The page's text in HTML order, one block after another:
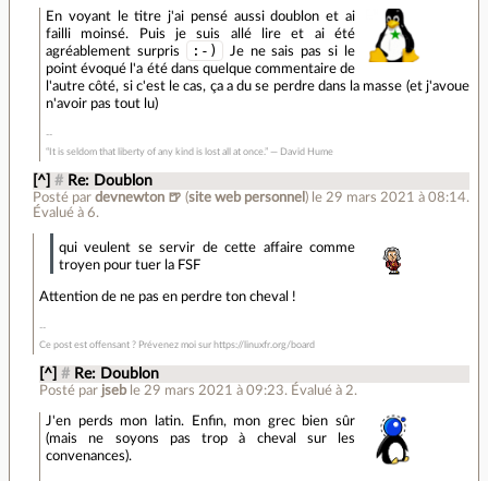
En voyant le titre j'ai pensé aussi doublon et ai
failli moinsé. Puis je suis allé lire et ai été
agréablement surpris
:-)
Je ne sais pas si le
point évoqué l'a été dans quelque commentaire de
l'autre côté, si c'est le cas, ça a du se perdre dans la masse (et j'avoue
n'avoir pas tout lu)
“It is seldom that liberty of any kind is lost all at once.” ― David Hume
[^] # Re: Doublon
Posté par devnewton 🍺 (site web personnel ) le 29 mars 2021 à 08:14.
Évalué à 6.
qui veulent se servir de cette affaire comme
troyen pour tuer la FSF
Attention de ne pas en perdre ton cheval !
Ce post est offensant ? Prévenez moi sur https://linuxfr.org/board
[^] # Re: Doublon
Posté par jseb le 29 mars 2021 à 09:23. Évalué à 2.
J'en perds mon latin. Enfin, mon grec bien sûr
(mais ne soyons pas trop à cheval sur les
convenances).